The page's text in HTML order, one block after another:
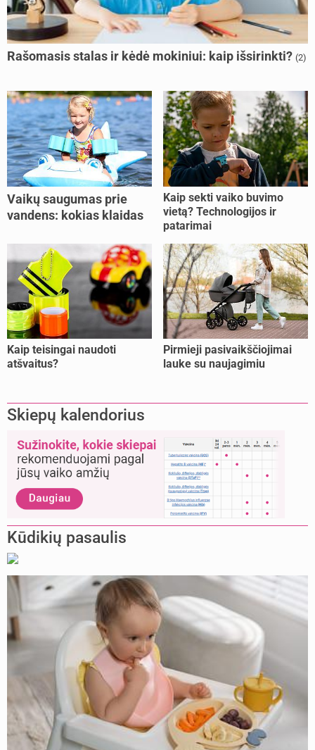
Rašomasis stalas ir kėdė mokiniui: kaip išsirinkti? (2)
Vaikų saugumas prie
vandens: kokias klaidas
Kaip sekti vaiko buvimo
vietą? Technologijos ir
patarimai
Kaip teisingai naudoti
atšvaitus?
Pirmieji pasivaikščiojimai
lauke su naujagimiu
Skiepų kalendorius
Kūdikių pasaulis